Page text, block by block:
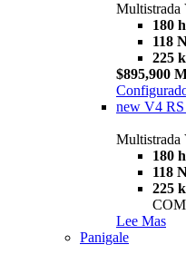
Multistrada
180
118
225
$895,900
new V4
Multistrada
180
118
225
Lee Mas
Panigale